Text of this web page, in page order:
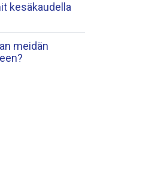
kesäkaudella
meidän